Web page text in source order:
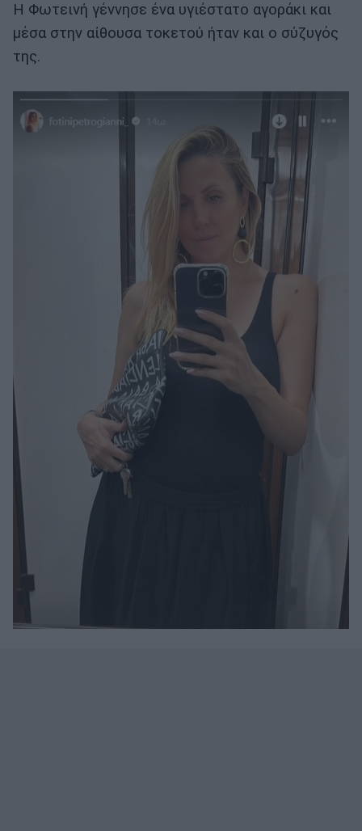
Η Φωτεινή γέννησε ένα υγιέστατο αγοράκι και
μέσα στην αίθουσα τοκετού ήταν και ο σύζυγός
της.